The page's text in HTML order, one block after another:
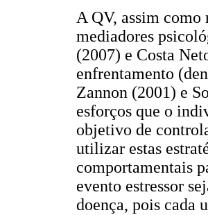
A QV, assim como
mediadores
(2007) e Costa
enfrentamento
Zannon (2001) e
esforços que o
objetivo de
utilizar estas
comportamentais
evento estressor
doença, pois cada